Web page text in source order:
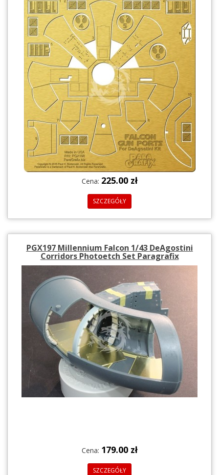
Cena: 225.00 zł
SZCZEGÓŁY
PGX197 Millennium Falcon 1/43 DeAgostini
Corridors Photoetch Set Paragrafix
Cena: 179.00 zł
SZCZEGÓŁY